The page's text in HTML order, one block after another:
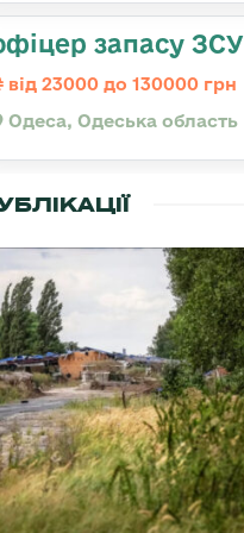
запасу ЗСУ
від 23000 до 130000 грн
Одеса, Одеська область